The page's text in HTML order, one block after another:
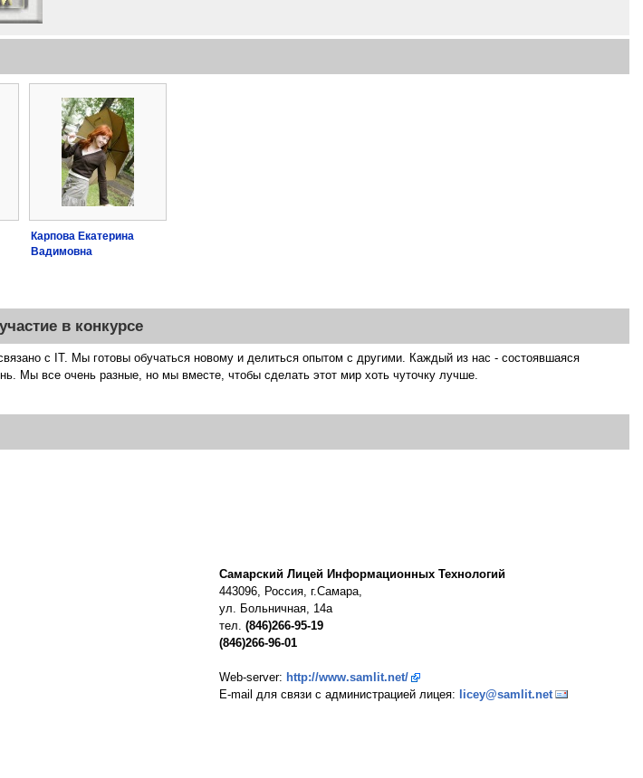
Карпова Екатерина
Вадимовна
в конкурсе
с IT. Мы готовы обучаться новому и делиться опытом с другими. Каждый из нас - состоявшаяся
Мы все очень разные, но мы вместе, чтобы сделать этот мир хоть чуточку лучше.
Самарский Лицей Информационных Технологий
443096, Россия, г.Самара,
ул. Больничная, 14а
тел. (846)266-95-19
(846)266-96-01
Web-server: http://www.samlit.net/
E-mail для связи с администрацией лицея:
licey@samlit.net